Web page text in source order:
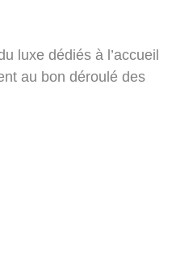
luxe dédiés à l’accueil
au bon déroulé des